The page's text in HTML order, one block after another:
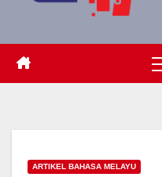
ARTIKEL BAHASA MELAYU